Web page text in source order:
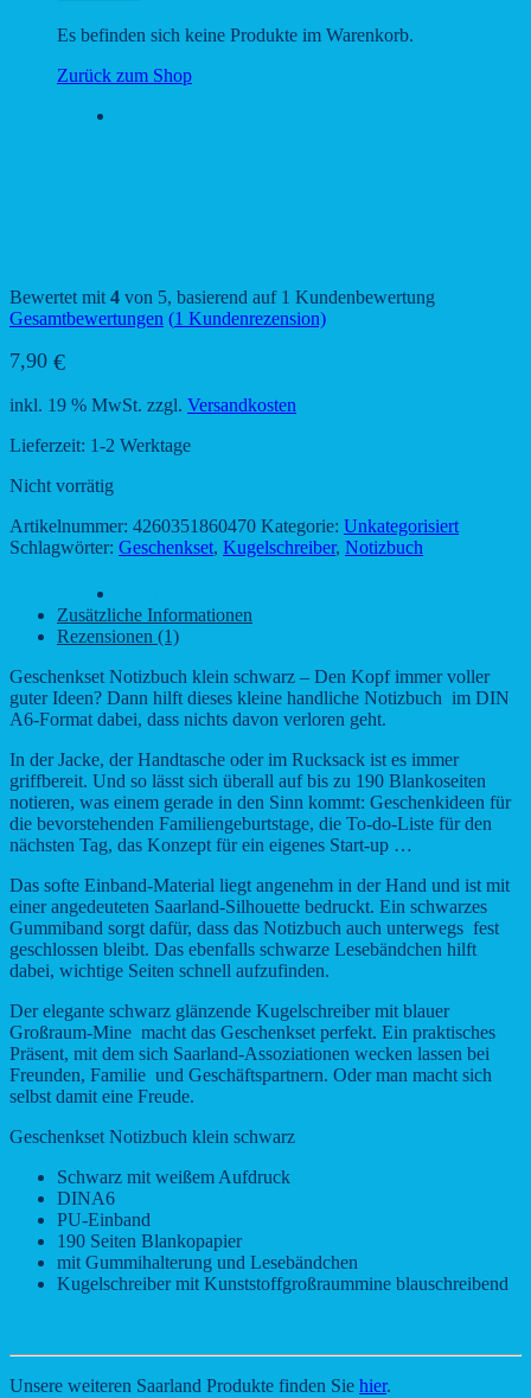
Es befinden sich keine Produkte im Warenkorb.
Zurück zum Shop
Bewertet mit 4 von 5, basierend auf 1 Kundenbewertung
Gesamtbewertungen (1 Kundenrezension)
7,90 €
inkl. 19 % MwSt. zzgl. Versandkosten
Lieferzeit: 1-2 Werktage
Nicht vorrätig
Artikelnummer: 4260351860470 Kategorie: Unkategorisiert
Schlagwörter: Geschenkset, Kugelschreiber, Notizbuch
Zusätzliche Informationen
Rezensionen (1)
Geschenkset Notizbuch klein schwarz – Den Kopf immer voller
guter Ideen? Dann hilft dieses kleine handliche Notizbuch im DIN
A6-Format dabei, dass nichts davon verloren geht.
In der Jacke, der Handtasche oder im Rucksack ist es immer
griffbereit. Und so lässt sich überall auf bis zu 190 Blankoseiten
notieren, was einem gerade in den Sinn kommt: Geschenkideen für
die bevorstehenden Familiengeburtstage, die To-do-Liste für den
nächsten Tag, das Konzept für ein eigenes Start-up …
Das softe Einband-Material liegt angenehm in der Hand und ist mit
einer angedeuteten Saarland-Silhouette bedruckt. Ein schwarzes
Gummiband sorgt dafür, dass das Notizbuch auch unterwegs fest
geschlossen bleibt. Das ebenfalls schwarze Lesebändchen hilft
dabei, wichtige Seiten schnell aufzufinden.
Der elegante schwarz glänzende Kugelschreiber mit blauer
Großraum-Mine macht das Geschenkset perfekt. Ein praktisches
Präsent, mit dem sich Saarland-Assoziationen wecken lassen bei
Freunden, Familie und Geschäftspartnern. Oder man macht sich
selbst damit eine Freude.
Geschenkset Notizbuch klein schwarz
Schwarz mit weißem Aufdruck
DINA6
PU-Einband
190 Seiten Blankopapier
mit Gummihalterung und Lesebändchen
Kugelschreiber mit Kunststoffgroßraummine blauschreibend
Unsere weiteren Saarland Produkte finden Sie hier.